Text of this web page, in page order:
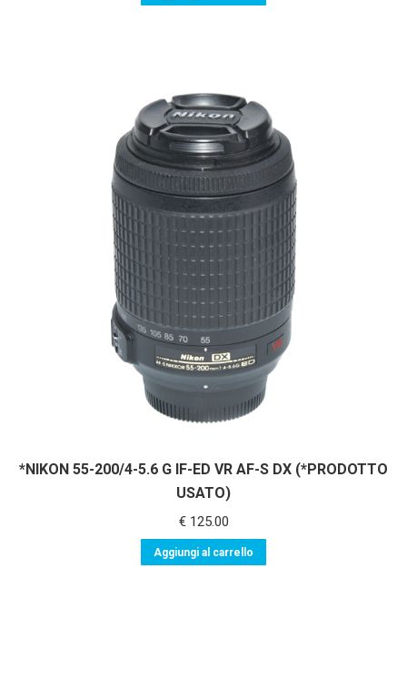
*NIKON 55-200/4-5.6 G IF-ED VR AF-S DX (*PRODOTTO
USATO)
€125.00
Aggiungi al carrello